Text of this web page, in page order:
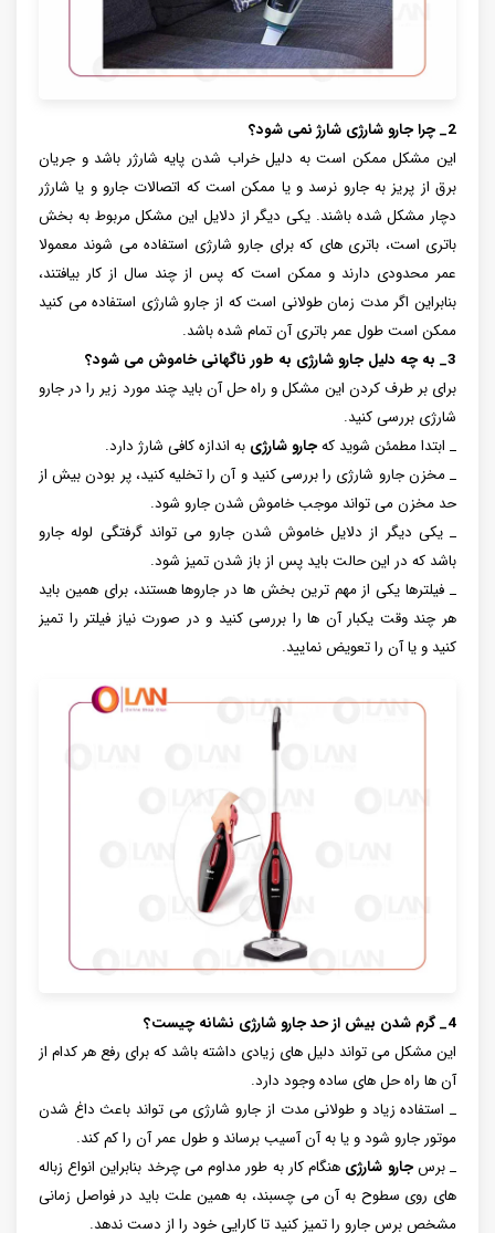
2_ چرا جارو شارژی شارژ نمی شود؟
این مشکل ممکن است به دلیل خراب شدن پایه شارژر باشد و جریان
برق از پریز به جارو نرسد و یا ممکن است که اتصالات جارو و یا شارژر
دچار مشکل شده باشند. یکی دیگر از دلایل این مشکل مربوط به بخش
باتری است، باتری های که برای جارو شارژی استفاده می شوند معمولا
عمر محدودی دارند و ممکن است که پس از چند سال از کار بیافتند،
بنابراین اگر مدت زمان طولانی است که از جارو شارژی استفاده می کنید
ممکن است طول عمر باتری آن تمام شده باشد.
3_ به چه دلیل جارو شارژی به طور ناگهانی خاموش می شود؟
برای بر طرف کردن این مشکل و راه حل آن باید چند مورد زیر را در جارو
شارژی بررسی کنید.
_ ابتدا مطمئن شوید کهجارو شارژی به اندازه کافی شارژ دارد.
_ مخزن جارو شارژی را بررسی کنید و آن را تخلیه کنید، پر بودن بیش از
حد مخزن می تواند موجب خاموش شدن جارو شود.
_ یکی دیگر از دلایل خاموش شدن جارو می تواند گرفتگی لوله جارو
باشد که در این حالت باید پس از باز شدن تمیز شود.
_ فیلترها یکی از مهم ترین بخش ها در جاروها هستند، برای همین باید
هر چند وقت یکبار آن ها را بررسی کنید و در صورت نیاز فیلتر را تمیز
کنید و یا آن را تعویض نمایید.
4_ گرم شدن بیش از حد جارو شارژی نشانه چیست؟
این مشکل می تواند دلیل های زیادی داشته باشد که برای رفع هر کدام از
آن ها راه حل های ساده وجود دارد.
_ استفاده زیاد و طولانی مدت از جارو شارژی می تواند باعث داغ شدن
موتور جارو شود و یا به آن آسیب برساند و طول عمر آن را کم کند.
_ برسجارو شارژی هنگام کار به طور مداوم می چرخد بنابراین انواع زباله
های روی سطوح به آن می چسبند، به همین علت باید در فواصل زمانی
مشخص برس جارو را تمیز کنید تا کارایی خود را از دست ندهد.